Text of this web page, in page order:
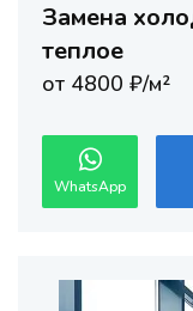
Замена
теплое
от 4800 ₽/м²
WhatsApp